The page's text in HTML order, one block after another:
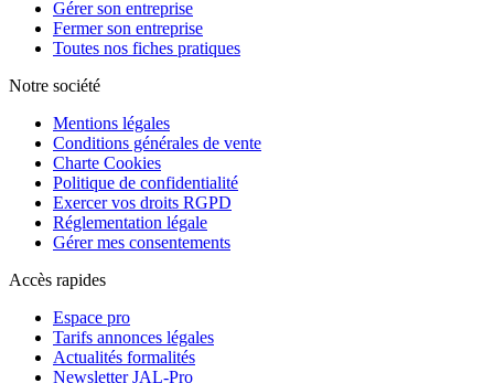
Gérer son entreprise
Fermer son entreprise
Toutes nos fiches pratiques
Notre société
Mentions légales
Conditions générales de vente
Charte Cookies
Politique de confidentialité
Exercer vos droits RGPD
Réglementation légale
Gérer mes consentements
Accès rapides
Espace pro
Tarifs annonces légales
Actualités formalités
Newsletter JAL-Pro